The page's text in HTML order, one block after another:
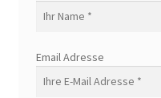
Email Adresse